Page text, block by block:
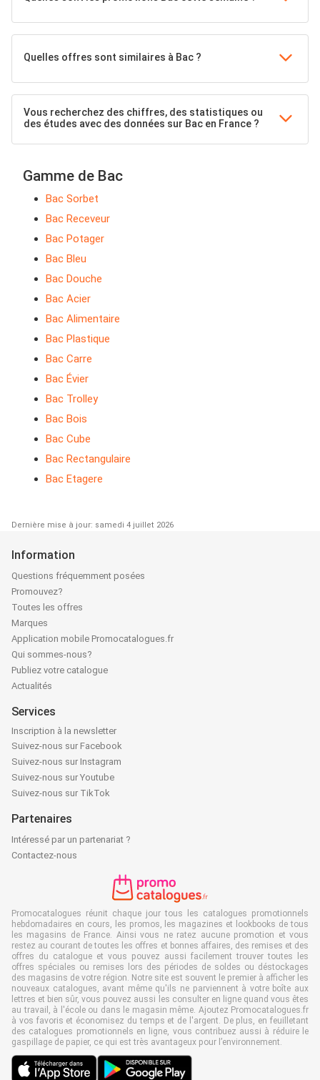
Quelles offres sont similaires à Bac ?
Vous recherchez des chiffres, des statistiques ou
des études avec des données sur Bac en France ?
Gamme de Bac
Bac Sorbet
Bac Receveur
Bac Potager
Bac Bleu
Bac Douche
Bac Acier
Bac Alimentaire
Bac Plastique
Bac Carre
Bac Évier
Bac Trolley
Bac Bois
Bac Cube
Bac Rectangulaire
Bac Etagere
Dernière mise à jour: samedi 4 juillet 2026
Information
Questions fréquemment posées
Promouvez?
Toutes les offres
Marques
Application mobile Promocatalogues.fr
Qui sommes-nous?
Publiez votre catalogue
Actualités
Services
Inscription à la newsletter
Suivez-nous sur Facebook
Suivez-nous sur Instagram
Suivez-nous sur Youtube
Suivez-nous sur TikTok
Partenaires
Intéressé par un partenariat ?
Contactez-nous
Promocatalogues réunit chaque jour tous les catalogues promotionnels
hebdomadaires en cours, les promos, les magazines et lookbooks de tous
les magasins de France. Ainsi vous ne ratez aucune promotion et vous
restez au courant de toutes les offres et bonnes affaires, des remises et des
offres du catalogue et vous pouvez aussi facilement trouver toutes les
offres spéciales ou remises lors des périodes de soldes ou déstockages
des magasins de votre région. Notre site est souvent le premier à afficher les
nouveaux catalogues, avant même qu'ils ne parviennent à votre boîte aux
lettres et bien sûr, vous pouvez aussi les consulter en ligne quand vous êtes
au travail, à l'école ou dans le magasin même. Ajoutez Promocatalogues.fr
à vos favoris et économisez du temps et de l'argent. De plus, en feuilletant
des catalogues promotionnels en ligne, vous contribuez aussi à réduire le
gaspillage de papier, ce qui est très avantageux pour l’environnement.